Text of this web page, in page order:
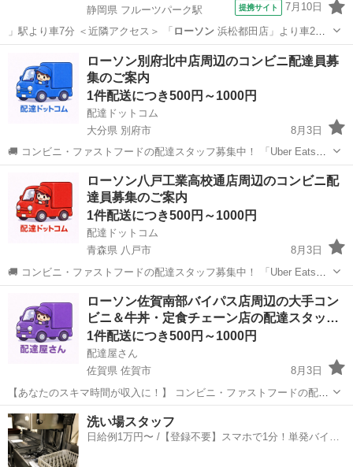
静岡県 フルーツパーク駅
提携サイト 7月10日
」駅より車7分 ＜近隣アクセス＞ 「 ローソン浜松都田店」より車2分
福利厚生…
フルーツパーク駅 その他
ローソン別府北中店周辺のコンビニ配達員募
集のご案内
1件配送につき500円～1000円
配達ドットコム
大分県 別府市
8月3日
🚚 コンビニ・ファストフードの配達スタッフ募集中！ 「Uber Eats」
や「出前館」のように、配達専用アプリを使ってお仕事するスタイル
です。 オファー内容を見てから、受けるかどうかを自由に選べます！
✅ 業務内容...
ローソン
ローソン八戸工業高校通店周辺のコンビニ配
達員募集のご案内
1件配送につき500円～1000円
配達ドットコム
青森県 八戸市
8月3日
🚚 コンビニ・ファストフードの配達スタッフ募集中！ 「Uber Eats」
や「出前館」のように、配達専用アプリを使ってお仕事するスタイル
です。 オファー内容を見てから、受けるかどうかを自由に選べます！
✅ 業務内容...
ローソン
ローソン佐賀南部バイパス店周辺の大手コン
ビニ＆牛丼・定食チェーン店の配達スタッ…
1件配送につき500円～1000円
配達屋さん
佐賀県 佐賀市
8月3日
【あなたのスキマ時間が収入に！】 コンビニ・ファストフードの配達
バイト、始めませんか？ アプリで空いた時間にサクッと配達！ 配達す
るかどうかは、オファーを見てその場で自由に決められます♪
―――――――――― ...
佐賀 佐賀市 配送
洗い場スタッフ
日給例1万円〜 /【登録不要】スマホで1分！単発バイト